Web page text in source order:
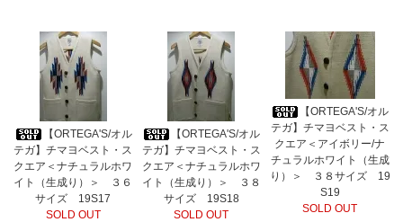
【ORTEGA'S/オル
テガ】チマヨベスト・ス
クエア＜ナチュラルホワ
イト（生成り）＞ ３６
サイズ 19S17
SOLD OUT
【ORTEGA'S/オル
テガ】チマヨベスト・ス
クエア＜ナチュラルホワ
イト（生成り）＞ ３８
サイズ 19S18
SOLD OUT
【ORTEGA'S/オル
テガ】チマヨベスト・ス
クエア＜アイボリー/ナ
チュラルホワイト（生成
り）＞ ３８サイズ 19
S19
SOLD OUT